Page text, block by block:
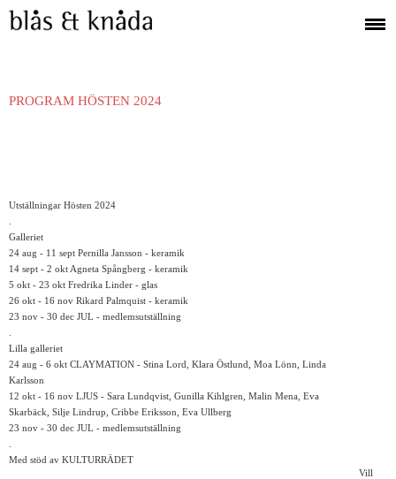
PROGRAM HÖSTEN 2024
Utställningar Hösten 2024
Galleriet
24 aug - 11 sept Pernilla Jansson - keramik
14 sept - 2 okt Agneta Spångberg - keramik
5 okt - 23 okt Fredrika Linder - glas
26 okt - 16 nov Rikard Palmquist - keramik
23 nov - 30 dec JUL - medlemsutställning
Lilla galleriet
24 aug - 6 okt CLAYMATION - Stina Lord, Klara Östlund, Moa Lönn, Linda
Karlsson
12 okt - 16 nov LJUS - Sara Lundqvist, Gunilla Kihlgren, Malin Mena, Eva
Skarbäck, Silje Lindrup, Cribbe Eriksson, Eva Ullberg
23 nov - 30 dec JUL - medlemsutställning
Med stöd av KULTURRÄDET
Vill